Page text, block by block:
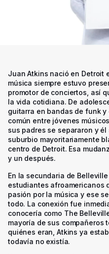
Juan Atkins nació en Detroit
música siempre estuvo
promotor de conciertos, así
la vida cotidiana. De
guitarra en bandas de funk
común entre jóvenes
sus padres se separaron y
suburbio mayoritariamente
centro de Detroit. Esa
y un después.
En la secundaria de
estudiantes afroamericanos
pasión por la música y ese
todo. La conexión fue
conocería como The
mayoría de sus compañeros
quiénes eran, Atkins ya
todavía no existía.